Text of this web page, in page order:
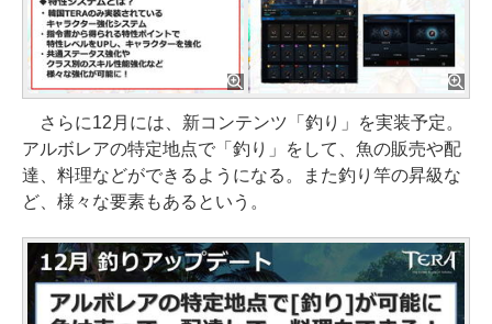
さらに12月には、新コンテンツ「釣り」を実装予定。
アルボレアの特定地点で「釣り」をして、魚の販売や配
達、料理などができるようになる。また釣り竿の昇級な
ど、様々な要素もあるという。